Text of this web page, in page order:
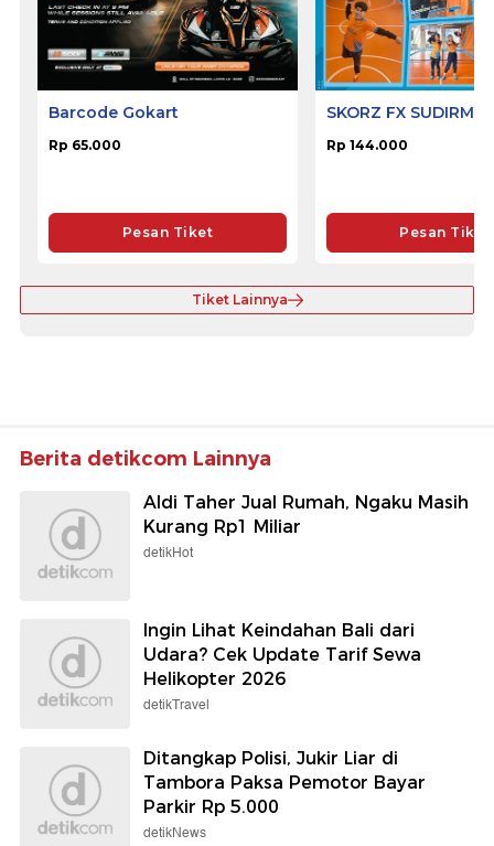
Barcode Gokart
Rp 65.000
Pesan Tiket
SKORZ FX
Rp 144.000
Pesan Tiket
Tiket Lainnya
Berita detikcom Lainnya
Aldi Taher Jual Rumah, Ngaku Masih
Kurang Rp1 Miliar
detikHot
Ingin Lihat Keindahan Bali dari
Udara? Cek Update Tarif Sewa
Helikopter 2026
detikTravel
Ditangkap Polisi, Jukir Liar di
Tambora Paksa Pemotor Bayar
Parkir Rp 5.000
detikNews